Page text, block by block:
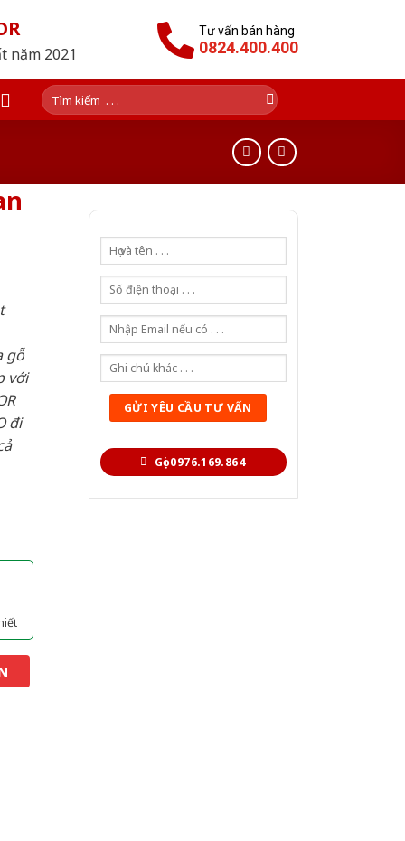
năm 2021
Tư vấn bán hàng
0824.400.400
Tìm
kiếm:
Gọi 0976.169.864
gỗ
với
đi